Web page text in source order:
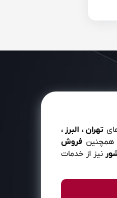
تهران ، البرز ،
همچنین فروش
نیز از خدمات